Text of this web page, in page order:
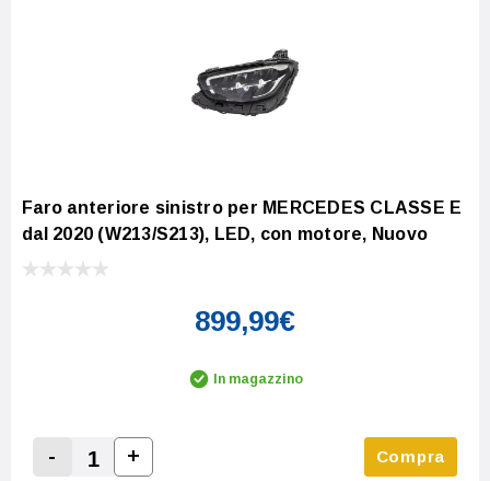
Faro anteriore sinistro per MERCEDES CLASSE E
dal 2020 (W213/S213), LED, con motore, Nuovo
899,99€
In magazzino
- + Compra